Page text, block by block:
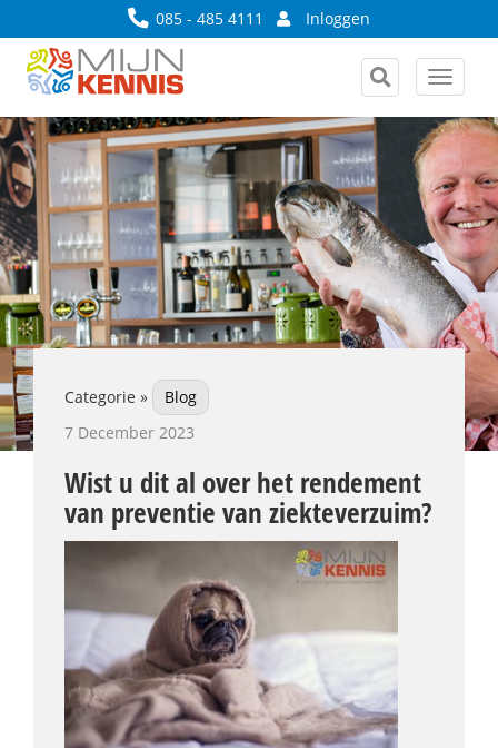
085 - 485 4111 Inloggen
Toggle
Categorie »
Blog
7 December 2023
Wist u dit al over het rendement
van preventie van ziekteverzuim?